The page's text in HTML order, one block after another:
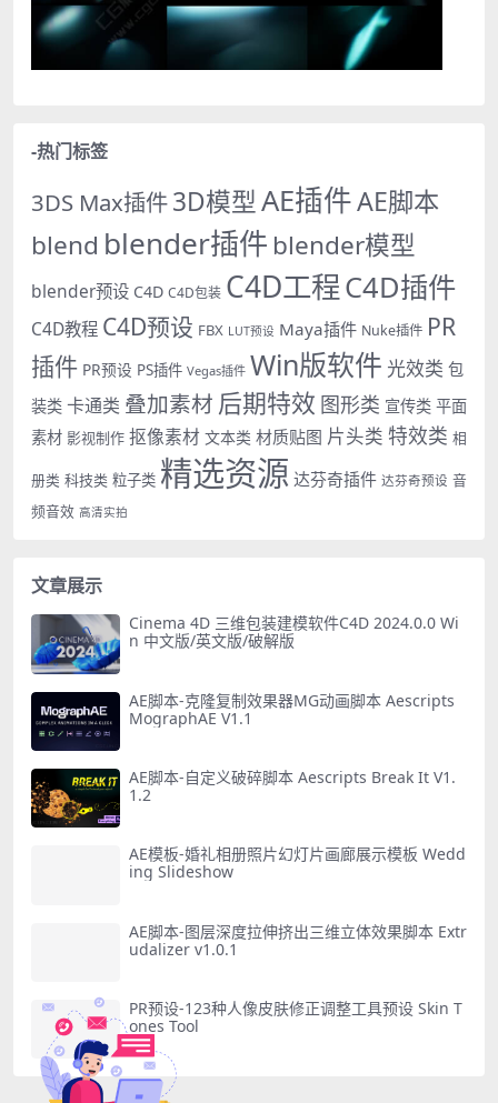
-热门标签
3DS Max插件3D模型AE插件AE脚本
blend blender插件 blender模型
blender预设 C4D C4D包装 C4D工程C4D插件
C4D教程 C4D预设 FBX LUT预设 Maya插件 Nuke插件 PR
插件 PR预设 PS插件 Vegas插件 Win版软件 光效类 包
装类 卡通类 叠加素材 后期特效 图形类 宣传类 平面
素材 影视制作 抠像素材 文本类 材质贴图 片头类 特效类 相
册类 科技类 粒子类 精选资源 达芬奇插件 达芬奇预设 音
频音效 高清实拍
文章展示
Cinema 4D 三维包装建模软件C4D 2024.0.0 Wi
n 中文版/英文版/破解版
AE脚本-克隆复制效果器MG动画脚本 Aescripts
MographAE V1.1
AE脚本-自定义破碎脚本 Aescripts Break It V1.
1.2
AE模板-婚礼相册照片幻灯片画廊展示模板 Wedd
ing Slideshow
AE脚本-图层深度拉伸挤出三维立体效果脚本 Extr
udalizer v1.0.1
PR预设-123种人像皮肤修正调整工具预设 Skin T
ones Tool